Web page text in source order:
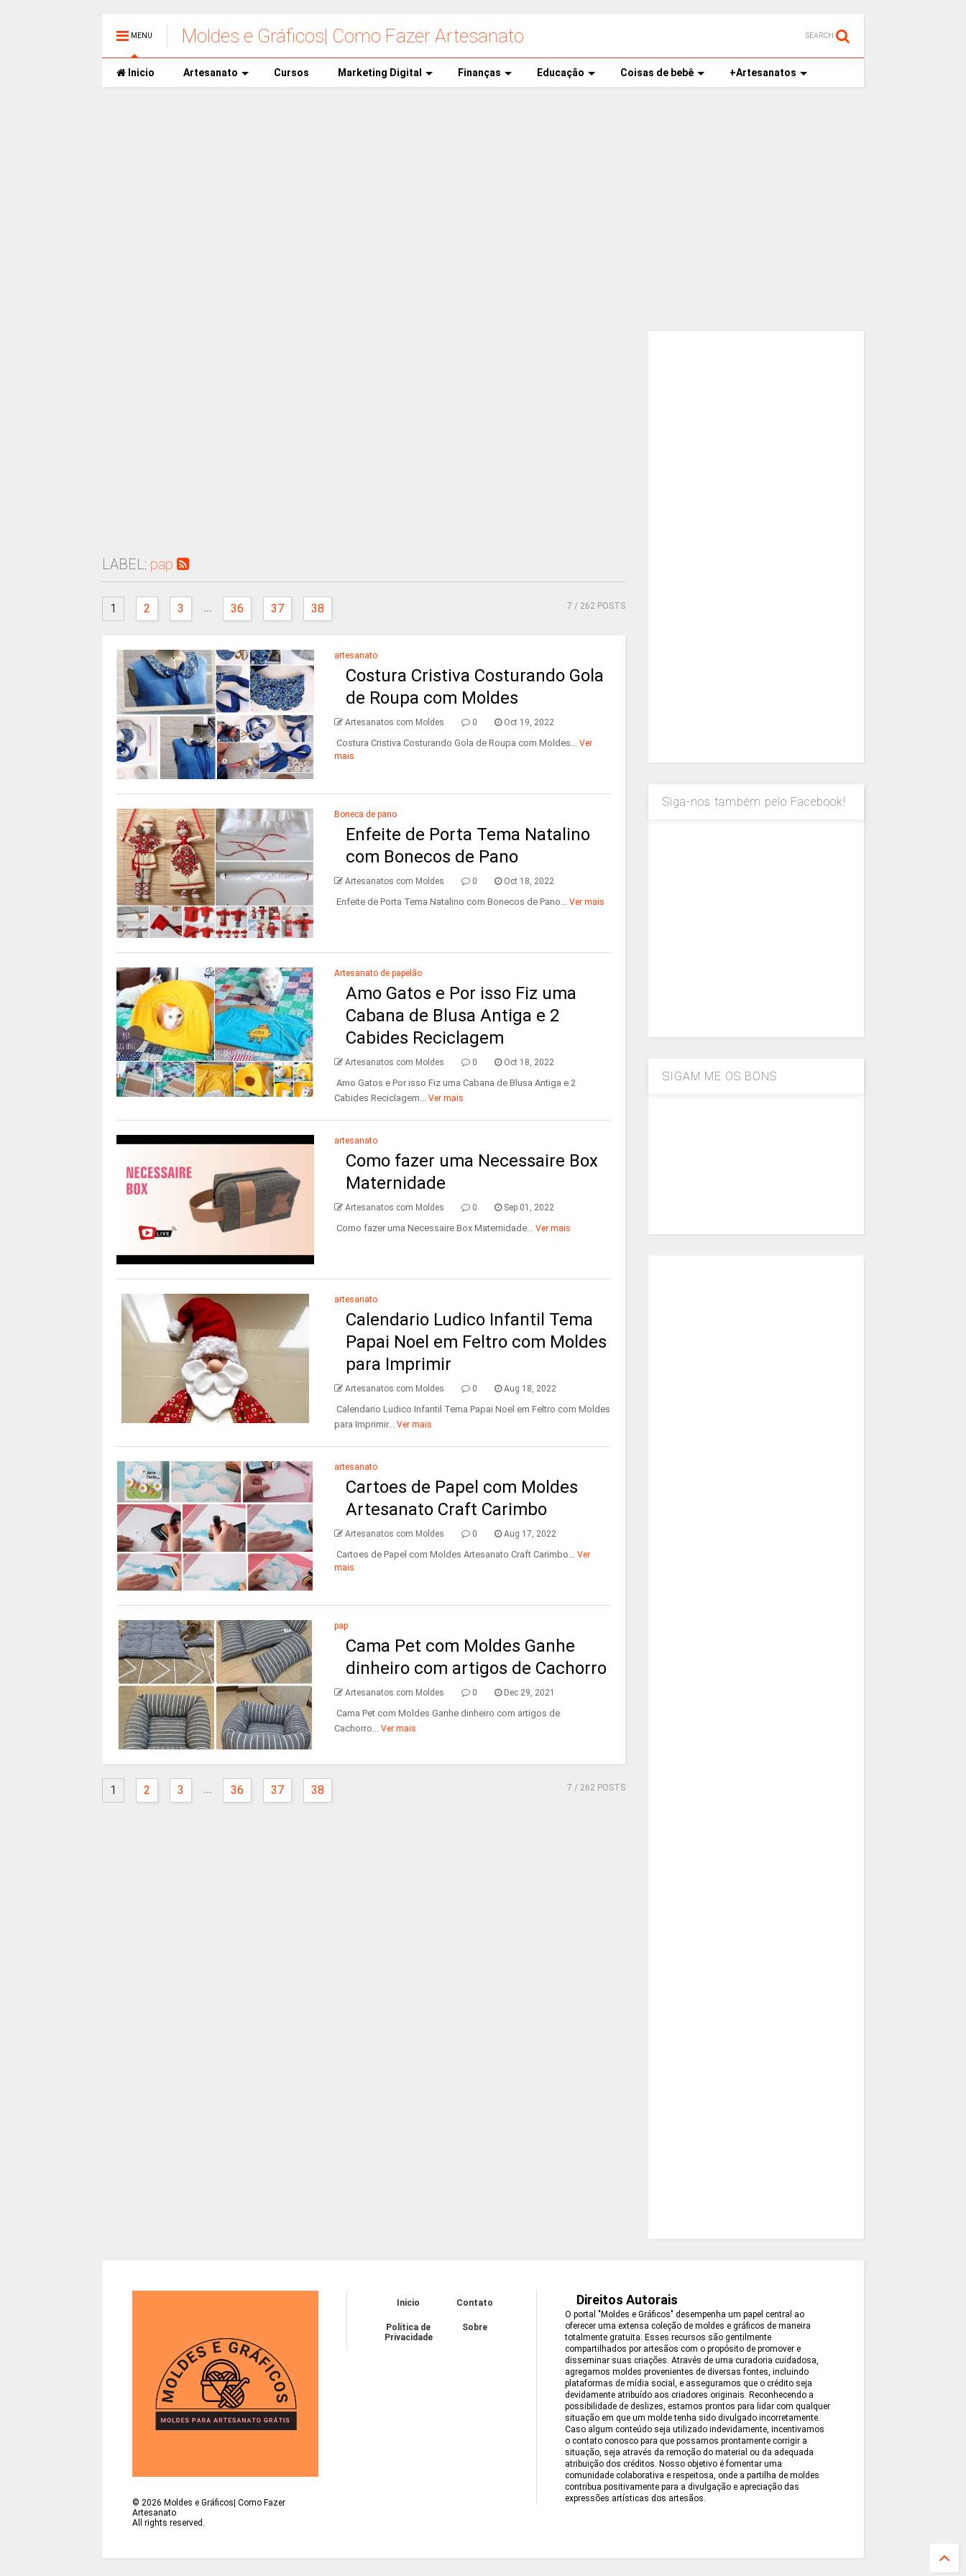
MENU Moldes e Gráficos| Como Fazer Artesanato SEARCH
Inicio Artesanato Cursos Marketing Digital Finanças Educação Coisas de bebê +Artesanatos
LABEL: pap
1 2 3 ... 36 37 38 7 / 262 POSTS
artesanato
Costura Cristiva Costurando Gola
de Roupa com Moldes
Artesanatos com Moldes 0 Oct 19, 2022
Costura Cristiva Costurando Gola de Roupa com Moldes... Ver
mais
Boneca de pano
Enfeite de Porta Tema Natalino
com Bonecos de Pano
Artesanatos com Moldes 0 Oct 18, 2022
Enfeite de Porta Tema Natalino com Bonecos de Pano... Ver mais
Artesanato de papelão
Amo Gatos e Por isso Fiz uma
Cabana de Blusa Antiga e 2
Cabides Reciclagem
Artesanatos com Moldes 0 Oct 18, 2022
Amo Gatos e Por isso Fiz uma Cabana de Blusa Antiga e 2
Cabides Reciclagem... Ver mais
artesanato
Como fazer uma Necessaire Box
Maternidade
Artesanatos com Moldes 0 Sep 01, 2022
Como fazer uma Necessaire Box Maternidade... Ver mais
artesanato
Calendario Ludico Infantil Tema
Papai Noel em Feltro com Moldes
para Imprimir
Artesanatos com Moldes 0 Aug 18, 2022
Calendario Ludico Infantil Tema Papai Noel em Feltro com Moldes
para Imprimir... Ver mais
artesanato
Cartoes de Papel com Moldes
Artesanato Craft Carimbo
Artesanatos com Moldes 0 Aug 17, 2022
Cartoes de Papel com Moldes Artesanato Craft Carimbo... Ver
mais
pap
Cama Pet com Moldes Ganhe
dinheiro com artigos de Cachorro
Artesanatos com Moldes 0 Dec 29, 2021
Cama Pet com Moldes Ganhe dinheiro com artigos de
Cachorro... Ver mais
1 2 3 ... 36 37 38 7 / 262 POSTS
Siga-nos também pelo Facebook!
SIGAM ME OS BONS
©2026 Moldes e Gráficos| Como Fazer
Artesanato
All rights reserved.
Inicio Contato
Política de
Privacidade
Sobre
Direitos Autorais
O portal "Moldes e Gráficos" desempenha um papel central ao
oferecer uma extensa coleção de moldes e gráficos de maneira
totalmente gratuita. Esses recursos são gentilmente
compartilhados por artesãos com o propósito de promover e
disseminar suas criações. Através de uma curadoria cuidadosa,
agregamos moldes provenientes de diversas fontes, incluindo
plataformas de mídia social, e asseguramos que o crédito seja
devidamente atribuído aos criadores originais. Reconhecendo a
possibilidade de deslizes, estamos prontos para lidar com qualquer
situação em que um molde tenha sido divulgado incorretamente.
Caso algum conteúdo seja utilizado indevidamente, incentivamos
o contato conosco para que possamos prontamente corrigir a
situação, seja através da remoção do material ou da adequada
atribuição dos créditos. Nosso objetivo é fomentar uma
comunidade colaborativa e respeitosa, onde a partilha de moldes
contribua positivamente para a divulgação e apreciação das
expressões artísticas dos artesãos.